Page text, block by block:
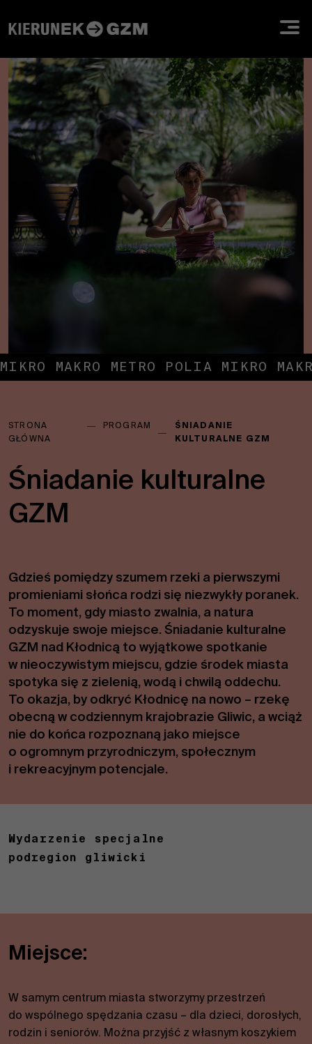
MIKRO MAKRO METRO POLIA MIKRO
tutaj:
STRONA
GŁÓWNA
― PROGRAM
―
ŚNIADANIE
KULTURALNE GZM
Śniadanie kulturalne
GZM
Gdzieś pomiędzy szumem rzeki a pierwszymi
promieniami słońca rodzi się niezwykły poranek.
To moment, gdy miasto zwalnia, a natura
odzyskuje swoje miejsce. Śniadanie kulturalne
GZM nad Kłodnicą to wyjątkowe spotkanie
w nieoczywistym miejscu, gdzie środek miasta
spotyka się z zielenią, wodą i chwilą oddechu.
To okazja, by odkryć Kłodnicę na nowo – rzekę
obecną w codziennym krajobrazie Gliwic, a wciąż
nie do końca rozpoznaną jako miejsce
o ogromnym przyrodniczym, społecznym
i rekreacyjnym potencjale.
Wydarzenie specjalne
podregion gliwicki
Miejsce:
W samym centrum miasta stworzymy przestrzeń
do wspólnego spędzania czasu – dla dzieci, dorosłych,
rodzin i seniorów. Można przyjść z własnym koszykiem